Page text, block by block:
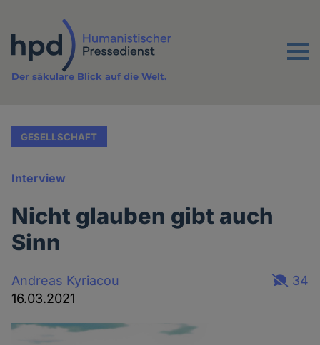
Inhalt
Menu
Der säkulare Blick auf die Welt.
GESELLSCHAFT
Interview
Nicht glauben gibt auch
Sinn
Andreas Kyriacou
16.03.2021
34